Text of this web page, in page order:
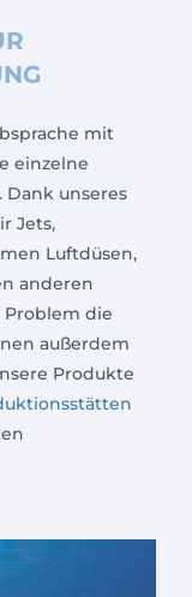
mit
einzelne
unseres
Jets,
Luftdüsen,
anderen
die
außerdem
Produkte